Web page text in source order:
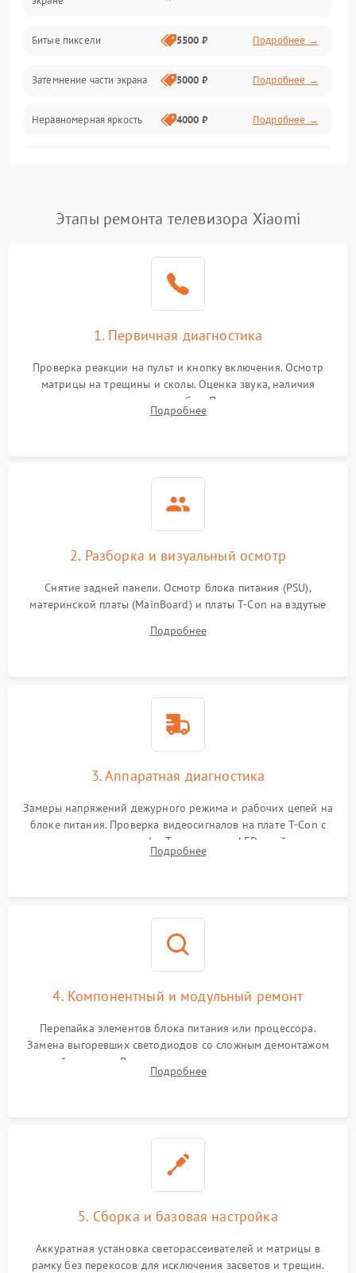
Механические повреждения
Программное обеспечение
Сеть и подключения
Битые пиксели 5500 ₽ Подробнее →
Затемнение части экрана 5000 ₽ Подробнее →
Неравномерная яркость 4000 ₽ Подробнее →
Этапы ремонта телевизора Xiaomi
1. Первичная диагностика
Проверка реакции на пульт и кнопку включения. Осмотр
матрицы на трещины и сколы. Оценка звука, наличия
подсветки и индикаторов ошибок. Подключение тестовых
источников сигнала для выявления симптомов поломки.
Подробнее
2. Разборка и визуальный осмотр
Снятие задней панели. Осмотр блока питания (PSU),
материнской платы (MainBoard) и платы T-Con на вздутые
Проверка надежности фиксации и целостности шлейфов.
Подробнее
3. Аппаратная диагностика
Замеры напряжений дежурного режима и рабочих цепей на
блоке питания. Проверка видеосигналов на плате T-Con с
помощью осциллографа. Тестирование LED-драйвера и
светодиодных планок подсветки мультиметром.
Подробнее
4. Компонентный и модульный ремонт
Перепайка элементов блока питания или процессора.
Замена выгоревших светодиодов со сложным демонтажом
хрупкой матрицы. Восстановление поврежденных дорожек,
прошивка микросхем памяти EEPROM
Подробнее
5. Сборка и базовая настройка
Аккуратная установка светорассеивателей и матрицы в
рамку без перекосов для исключения засветов и трещин.